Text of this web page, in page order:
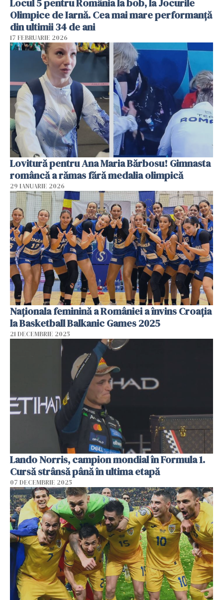
Locul 5 pentru România la bob, la Jocurile
Olimpice de Iarnă. Cea mai mare performanță
din ultimii 34 de ani
17 FEBRUARIE 2026
Lovitură pentru Ana Maria Bărbosu! Gimnasta
româncă a rămas fără medalia olimpică
29 IANUARIE 2026
Naționala feminină a României a învins Croația
la Basketball Balkanic Games 2025
21 DECEMBRIE 2025
Lando Norris, campion mondial în Formula 1.
Cursă strânsă până în ultima etapă
07 DECEMBRIE 2025